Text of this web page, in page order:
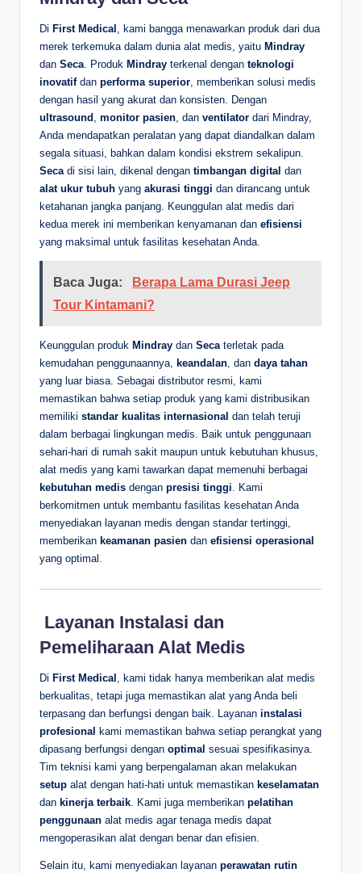
Di First Medical , kami bangga menawarkan produk dari dua
merek terkemuka dalam dunia alat medis, yaitu Mindray
dan Seca . Produk Mindray terkenal dengan teknologi
inovatifdan performa superior , memberikan solusi medis
dengan hasil yang akurat dan konsisten. Dengan
ultrasound monitor pasien , dan ventilator dari Mindray,
Anda mendapatkan peralatan yang dapat diandalkan dalam
segala situasi, bahkan dalam kondisi ekstrem sekalipun.
Seca di sisi lain, dikenal dengan timbangan digital dan
alat ukur tubuh yang akurasi tinggi dan dirancang untuk
ketahanan jangka panjang. Keunggulan alat medis dari
kedua merek ini memberikan kenyamanan dan efisiensi
yang maksimal untuk fasilitas kesehatan Anda.
Baca Juga:
Berapa Lama Durasi Jeep
Tour Kintamani?
Keunggulan produk Mindray dan Secaterletak pada
kemudahan penggunaannya, keandalan, dan daya tahan
yang luar biasa. Sebagai distributor resmi, kami
memastikan bahwa setiap produk yang kami distribusikan
memiliki standar kualitas internasional dan telah teruji
dalam berbagai lingkungan medis. Baik untuk penggunaan
sehari-hari di rumah sakit maupun untuk kebutuhan khusus,
alat medis yang kami tawarkan dapat memenuhi berbagai
kebutuhan medis dengan presisi tinggi. Kami
berkomitmen untuk membantu fasilitas kesehatan Anda
menyediakan layanan medis dengan standar tertinggi,
memberikan keamanan pasien dan efisiensi operasional
yang optimal.
️ Layanan Instalasi dan
Pemeliharaan Alat Medis
Di First Medical , kami tidak hanya memberikan alat medis
berkualitas, tetapi juga memastikan alat yang Anda beli
terpasang dan berfungsi dengan baik. Layanan instalasi
profesional kami memastikan bahwa setiap perangkat yang
dipasang berfungsi dengan optimal sesuai spesifikasinya.
Tim teknisi kami yang berpengalaman akan melakukan
setup alat dengan hati-hati untuk memastikan keselamatan
dan kinerja terbaik. Kami juga memberikan pelatihan
penggunaan alat medis agar tenaga medis dapat
mengoperasikan alat dengan benar dan efisien.
Selain itu, kami menyediakan layanan perawatan rutin